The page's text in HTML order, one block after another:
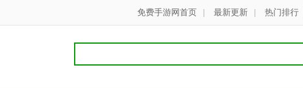
免费手游网首页 | 最新更新 | 热门排行